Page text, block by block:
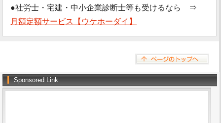
●社労士・宅建・中小企業診断士等も受けるなら ⇒
月額定額サービス【ウケホーダイ】
Sponsored Link